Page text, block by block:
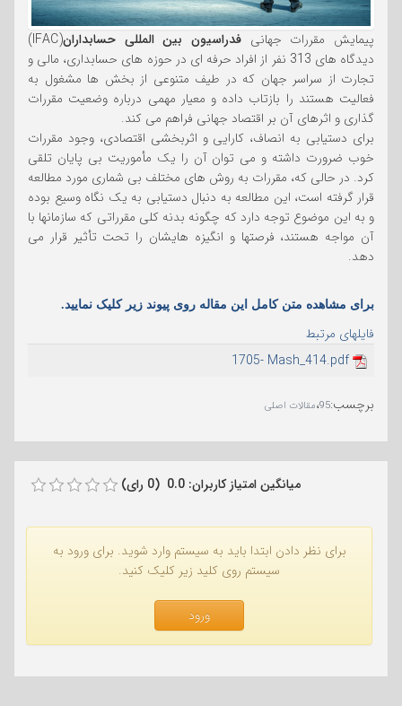
پیمایش مقررات جهانی فدراسیون بین المللی حسابداران
(IFAC)
دیدگاه های 313 نفر از افراد حرفه ای در حوزه های حسابداری، مالی و
تجارت از سراسر جهان که در طیف متنوعی از بخش ها مشغول به
فعالیت هستند را بازتاب داده و معیار مهمی درباره وضعیت مقررات
گذاری و اثرهای آن بر اقتصاد جهانی فراهم می کند.
برای دستیابی به انصاف، کارایی و اثربخشی اقتصادی، وجود مقررات
خوب ضرورت داشته و می توان آن را یک مأموریت بی پایان تلقی
کرد. در حالی که، مقررات به روش های مختلف بی شماری مورد مطالعه
قرار گرفته است، این مطالعه به دنبال دستیابی به یک نگاه وسیع بوده
و به این موضوع توجه دارد که چگونه بدنه کلی مقرراتی که سازمانها با
آن مواجه هستند، فرصتها و انگیزه هایشان را تحت تأثیر قرار می
دهد.
برای مشاهده متن کامل این مقاله روی پیوند زیر کلیک نمایید.
فایلهای مرتبط
1705- Mash_414.pdf
برچسب:
95،مقالات اصلی
میانگین امتیاز کاربران: 0.0 (0 رای)
برای نظر دادن ابتدا باید به سیستم وارد شوید. برای ورود به
سیستم روی کلید زیر کلیک کنید.
ورود